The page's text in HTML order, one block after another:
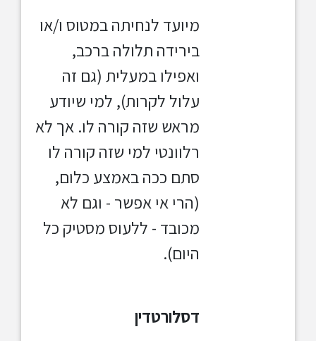
מיועד לנחיתה במטוס ו/או
בירידה תלולה ברכב,
ואפילו במעלית (גם זה
עלול לקרות), למי שיודע
מראש שזה קורה לו. אך לא
רלוונטי למי שזה קורה לו
סתם ככה באמצע כלום,
(הרי אי אפשר - וגם לא
מכובד - ללעוס מסטיק כל
היום).
דסלורטדין